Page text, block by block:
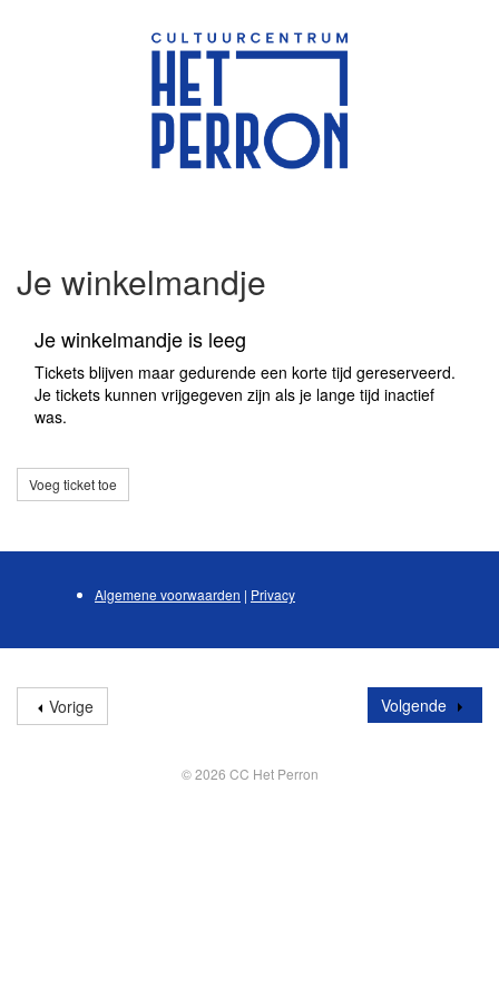
Je winkelmandje
Je winkelmandje is leeg
Tickets blijven maar gedurende een korte tijd gereserveerd.
Je tickets kunnen vrijgegeven zijn als je lange tijd inactief
was.
Voeg ticket toe
Algemene voorwaarden | Privacy
Vorige Volgende
© 2026 CC Het Perron